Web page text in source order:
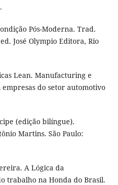
Pós-Moderna. Trad.
José Olympio Editora, Rio
Lean. Manufacturing e
do setor automotivo
(edição bilíngue).
Martins. São Paulo:
A Lógica da
trabalho na Honda do Brasil.